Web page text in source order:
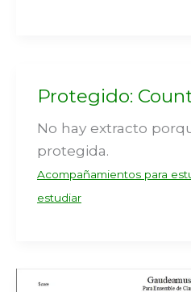
Protegido:
No hay extracto
protegida.
Acompañamientos para
estudiar